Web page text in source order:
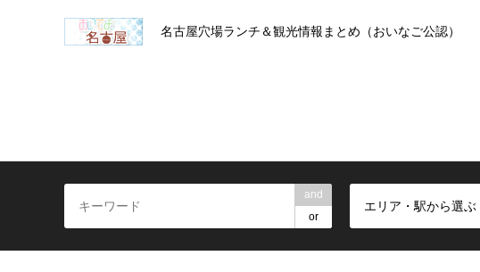
名古屋穴場ランチ＆観光情報まとめ（おいなご公認）
and
or
エリア・駅から選ぶ